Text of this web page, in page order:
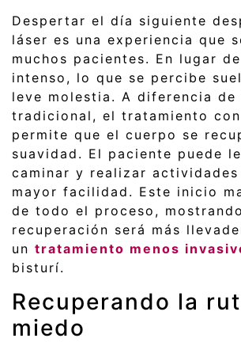
Despertar el día siguiente
láser es una experiencia que
muchos pacientes. En lugar
intenso, lo que se percibe
leve molestia. A diferencia de
tradicional, el tratamiento
permite que el cuerpo se
suavidad. El paciente puede
caminar y realizar
mayor facilidad. Este inicio
de todo el proceso,
recuperación será más
un tratamiento menos
bisturí.
Recuperando la
miedo